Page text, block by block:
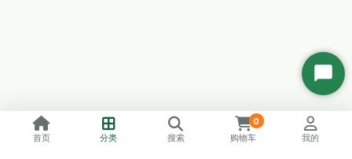
首页 分类 搜索
0
购物车
我的
开
始